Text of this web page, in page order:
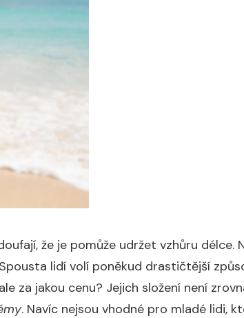
že je pomůže udržet vzhůru délce.
lidí volí poněkud drastičtější
za jakou cenu? Jejich složení není
. Navíc nejsou vhodné pro mladé lidi,